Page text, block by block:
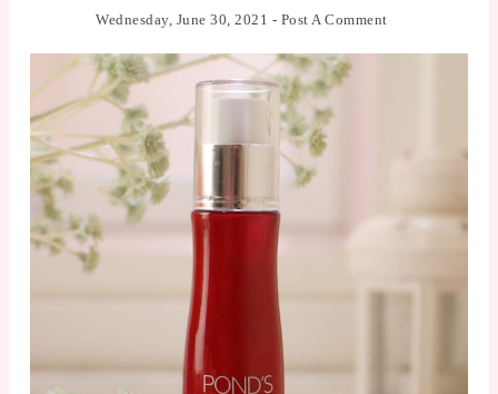
Wednesday, June 30, 2021 - Post A Comment